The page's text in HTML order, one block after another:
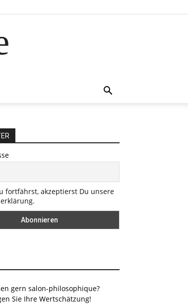
fortfährst, akzeptierst Du unsere
gern salon-philosophique?
Sie Ihre Wertschätzung!